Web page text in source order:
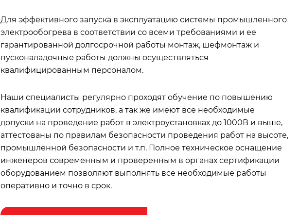
Для эффективного запуска в эксплуатацию системы промышленного
электрообогрева в соответствии со всеми требованиями и ее
гарантированной долгосрочной работы монтаж, шефмонтаж и
пусконаладочные работы должны осуществляться
квалифицированным персоналом.
Наши специалисты регулярно проходят обучение по повышению
квалификации сотрудников, а так же имеют все необходимые
допуски на проведение работ в электроустановках до 1000В и выше,
аттестованы по правилам безопасности проведения работ на высоте,
промышленной безопасности и т.п. Полное техническое оснащение
инженеров современным и проверенным в органах сертификации
оборудованием позволяют выполнять все необходимые работы
оперативно и точно в срок.